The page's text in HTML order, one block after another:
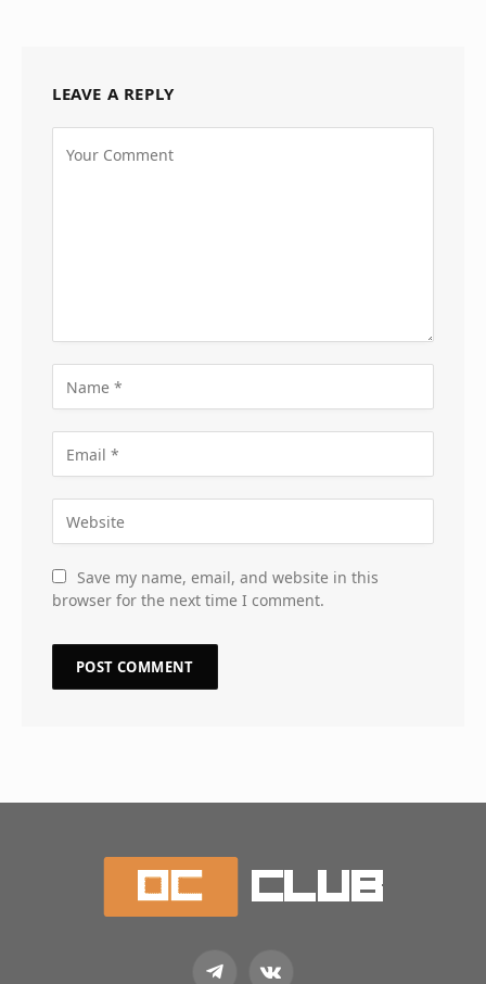
LEAVE A REPLY
Save my name, email, and website in this
browser for the next time I comment.